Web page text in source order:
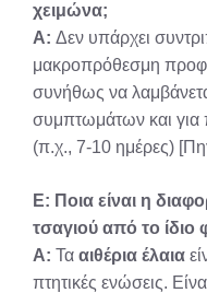
χειμώνα;
Α: Δεν υπάρχει
μακροπρόθεσμη
συνήθως να
συμπτωμάτων και για
(π.χ., 7-10 ημέρες)
Ε: Ποια είναι η
τσαγιού από το ίδιο
Α: Τα αιθέρια έλαια
πτητικές ενώσεις.